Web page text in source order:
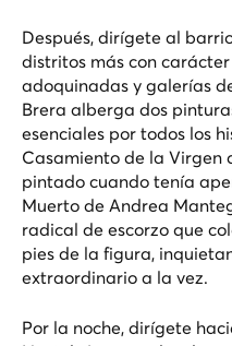
Después, dirígete al
distritos más con
adoquinadas y galerías
Brera alberga dos
esenciales por todos los
Casamiento de la Virgen
pintado cuando tenía
Muerto de Andrea
radical de escorzo que
pies de la figura,
extraordinario a la vez.
Por la noche, dirígete